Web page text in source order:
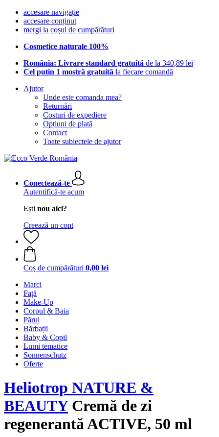
accesare navigație
accesare conținut
mergi la coșul de cumpărături
Cosmetice naturale 100%
România: Livrare standard gratuită de la 340,89 lei
Cel puțin 1 mostră gratuită la fiecare comandă
Ajutor
Unde este comanda mea?
Returnări
Costuri de expediere
Opțiuni de plată
Contact
Toate subiectele de ajutor
Conectează-te
Autentifică-te acum
Ești nou aici?
Creează un cont
Coș de cumpărături 0,00 lei
Marci
Față
Make-Up
Corpul & Baia
Părul
Bărbații
Baby & Copil
Lumi tematice
Sonnenschutz
Oferte
Heliotrop NATURE &
BEAUTYCremă de zi
regenerantă ACTIVE, 50 ml